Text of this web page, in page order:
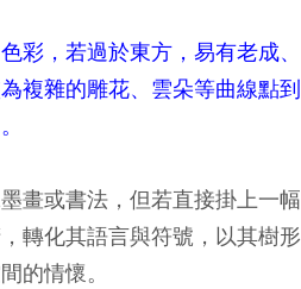
彩，若過於東方，易有老成、
複雜的雕花、雲朵等曲線點到
畫或書法，但若直接掛上一幅
轉化其語言與符號，以其樹形
的情懷。